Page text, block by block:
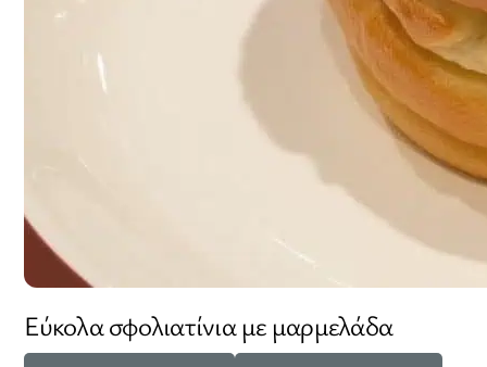
Εύκολα σφολιατίνια με μαρμελάδα